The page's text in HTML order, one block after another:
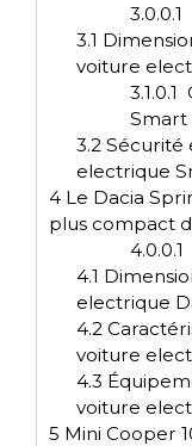
3.0.0.1
3.1
voiture
3.1.0.1
Smart
3.2Sécurité
electrique
4 Le Dacia
plus compact
4.0.0.1
4.1
electrique
4.2
voiture
4.3
voiture
5 Mini Cooper